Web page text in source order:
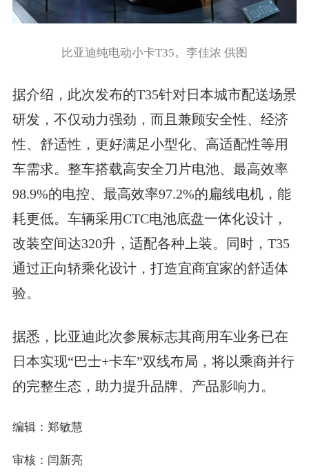
比亚迪纯电动小卡T35。李佳浓 供图
据介绍，此次发布的T35针对日本城市配送场景
研发，不仅动力强劲，而且兼顾安全性、经济
性、舒适性，更好满足小型化、高适配性等用
车需求。整车搭载高安全刀片电池、最高效率
98.9%的电控、最高效率97.2%的扁线电机，能
耗更低。车辆采用CTC电池底盘一体化设计，
改装空间达320升，适配各种上装。同时，T35
通过正向轿乘化设计，打造宜商宜家的舒适体
验。
据悉，比亚迪此次参展标志其商用车业务已在
日本实现“巴士+卡车”双线布局，将以乘商并行
的完整生态，助力提升品牌、产品影响力。
编辑：郑敏慧
审核：闫新亮